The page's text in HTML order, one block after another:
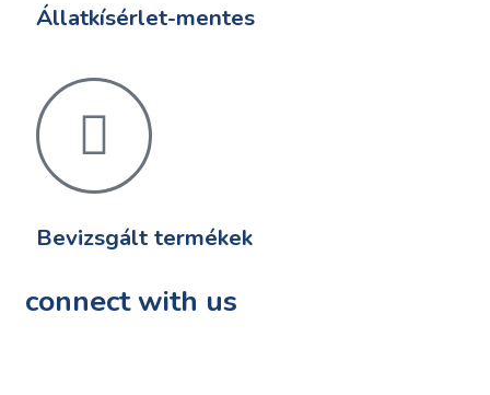
Állatkísérlet-mentes
Bevizsgált termékek
connect with us